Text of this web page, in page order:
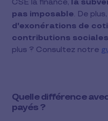
CSE la finance, la
pas imposable. De
d'exonérations de
contributions
plus ? Consultez notre
Quelle différence
payés ?